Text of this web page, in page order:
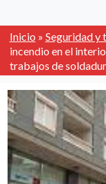
Inicio » Seguridad y
incendio en el
trabajos de